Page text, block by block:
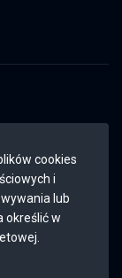
cookies
i
lub
określić w